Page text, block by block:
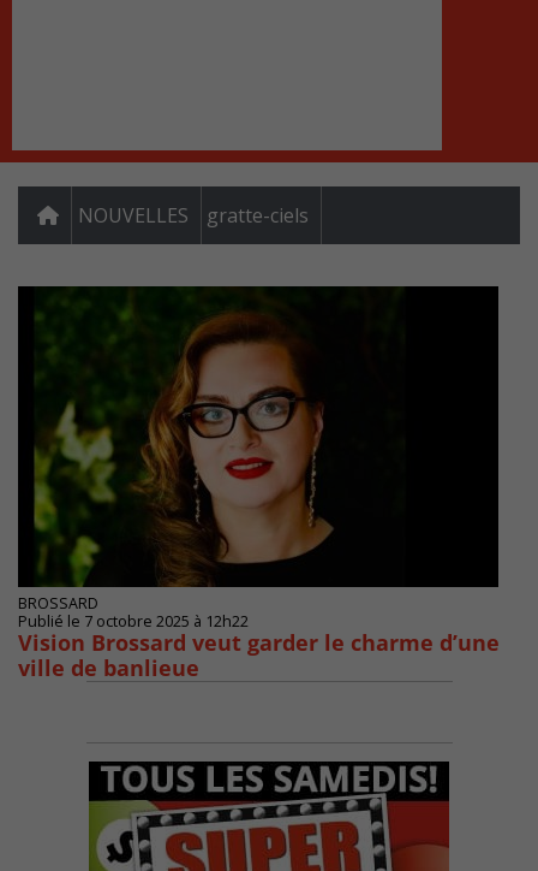
NOUVELLES gratte-ciels
BROSSARD
Publié le 7 octobre 2025 à 12h22
Vision Brossard veut garder le charme d’une
ville de banlieue